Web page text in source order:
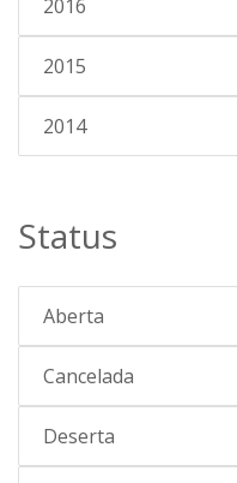
2016
2015
2014
Status
Aberta
Cancelada
Deserta